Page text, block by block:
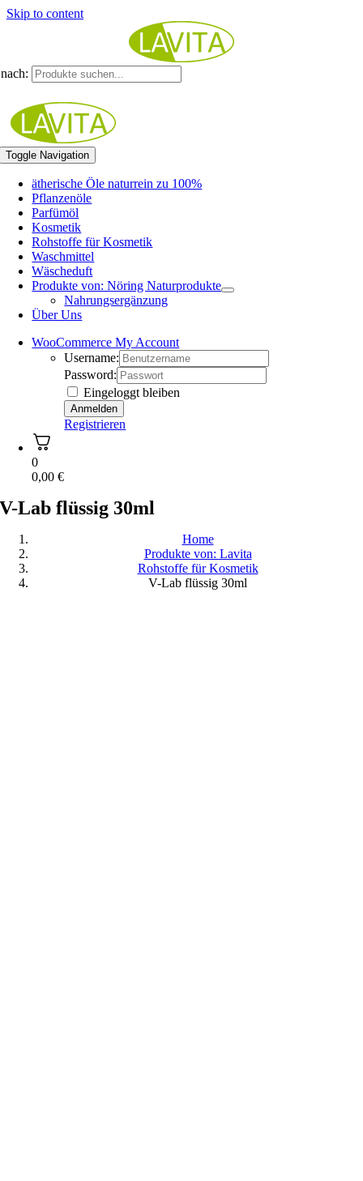
Skip to content
Toggle Navigation
ätherische Öle naturrein zu 100%
Pflanzenöle
Parfümöl
Kosmetik
Rohstoffe für Kosmetik
Waschmittel
Wäscheduft
Produkte von: Nöring Naturprodukte
Nahrungsergänzung
Über Uns
WooCommerce My Account
Username:
Password:
Eingeloggt bleiben
Registrieren
0
0,00€
V-Lab flüssig 30ml
Home
Produkte von: Lavita
Rohstoffe für Kosmetik
V-Lab flüssig 30ml